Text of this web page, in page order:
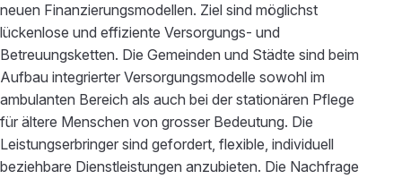
neuen Finanzierungsmodellen. Ziel sind möglichst
lückenlose und effiziente Versorgungs- und
Betreuungsketten. Die Gemeinden und Städte sind beim
Aufbau integrierter Versorgungsmodelle sowohl im
ambulanten Bereich als auch bei der stationären Pflege
für ältere Menschen von grosser Bedeutung. Die
Leistungserbringer sind gefordert, flexible, individuell
beziehbare Dienstleistungen anzubieten. Die Nachfrage